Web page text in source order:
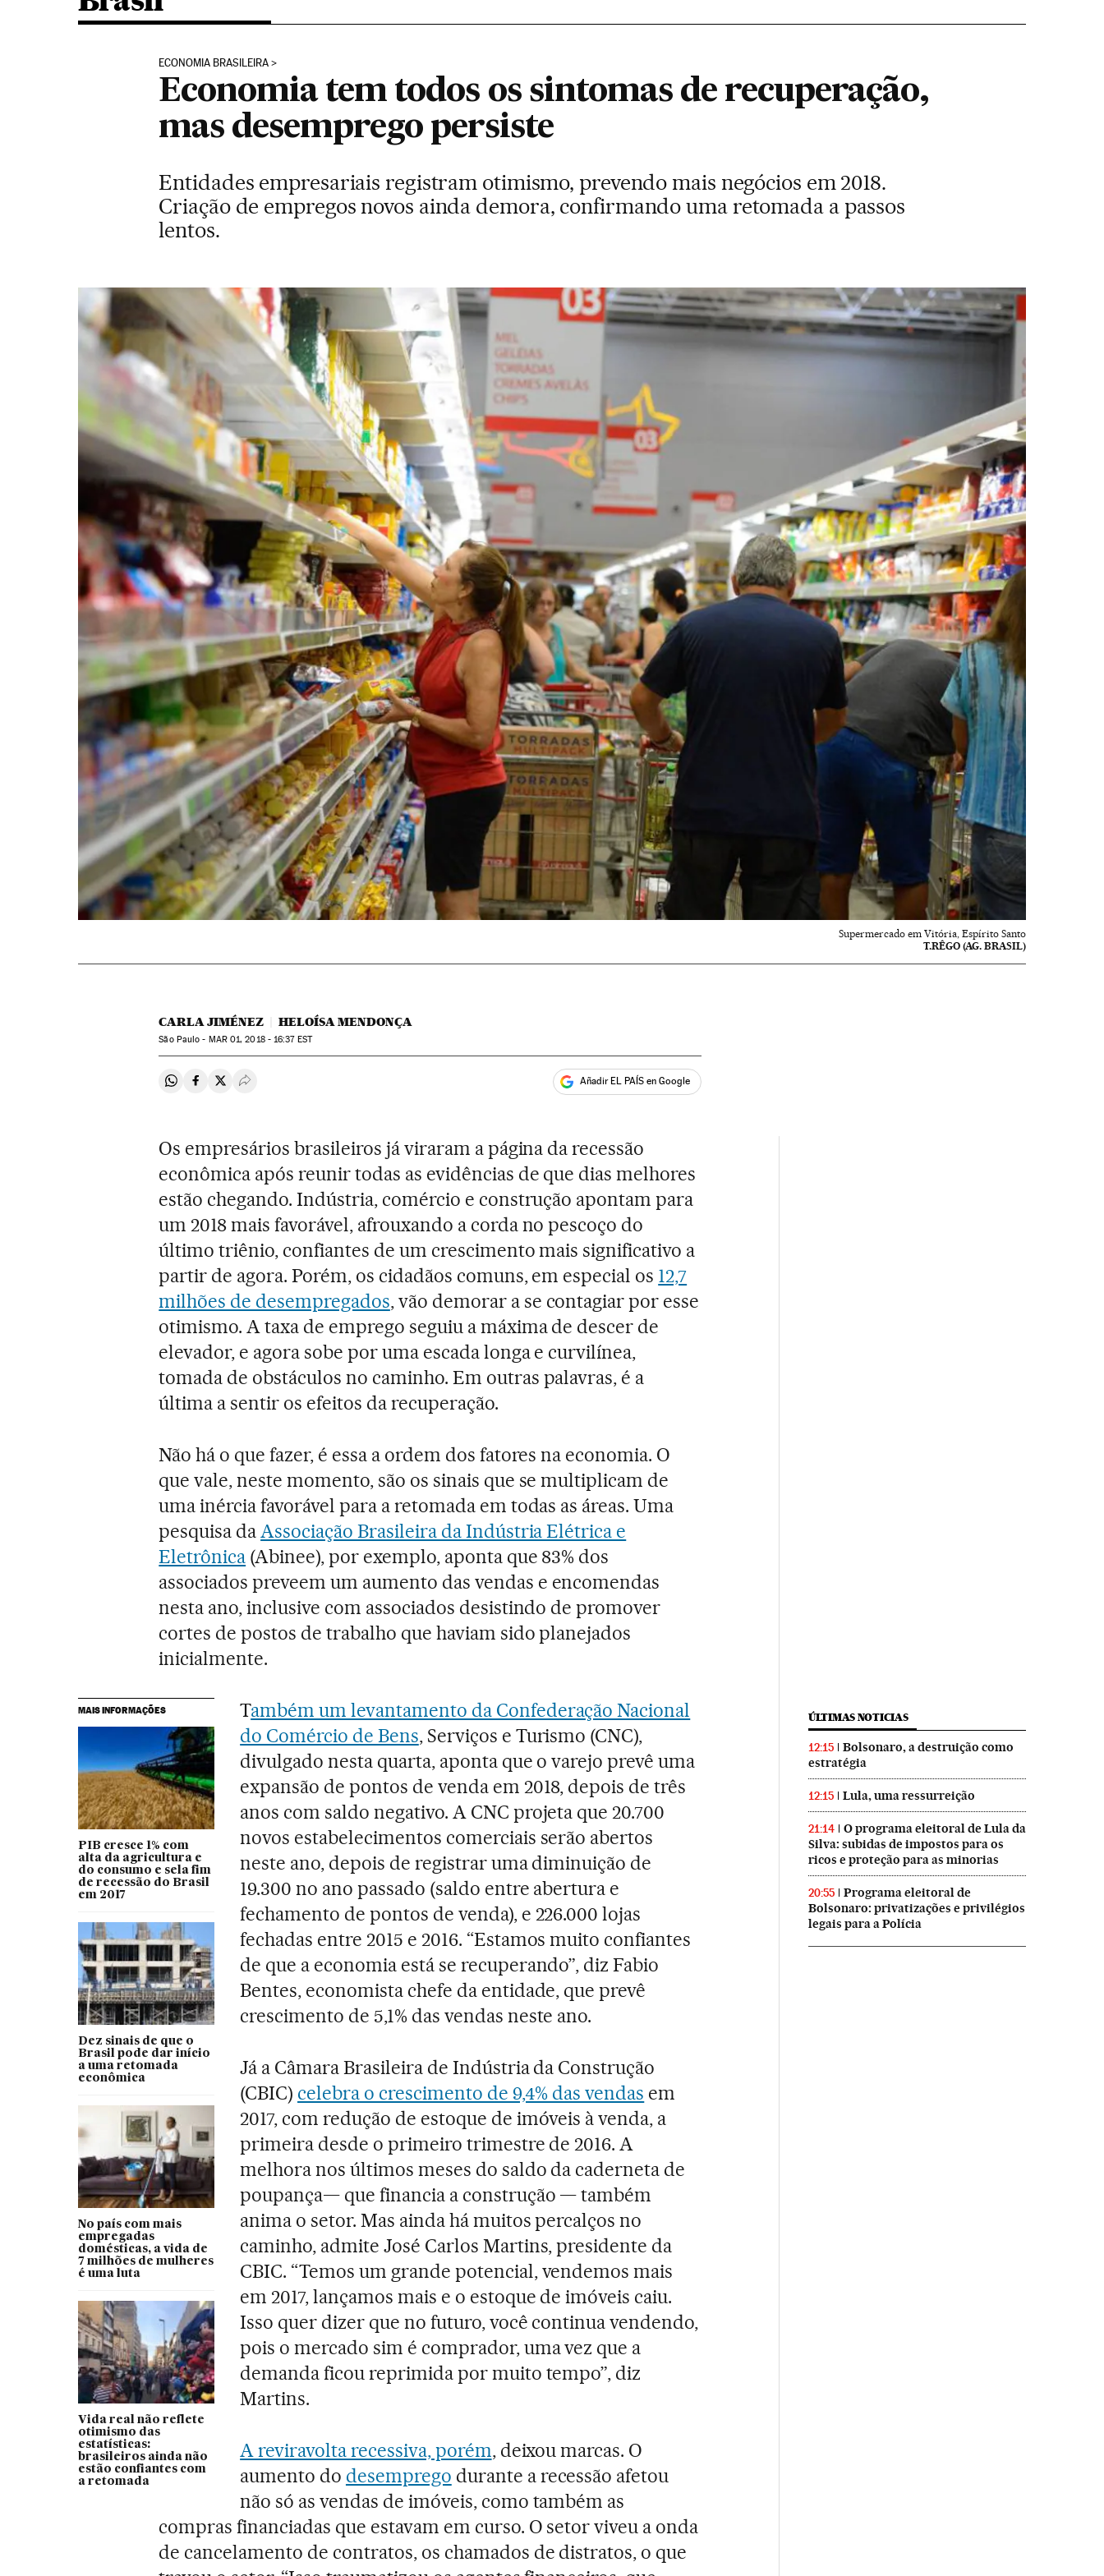
ECONOMIA BRASILEIRA
Economia tem todos os sintomas de recuperação,
mas desemprego persiste
Entidades empresariais registram otimismo, prevendo mais negócios em 2018.
Criação de empregos novos ainda demora, confirmando uma retomada a passos
lentos.
Supermercado em Vitória, Espírito Santo
T.RÊGO (AG. BRASIL)
CARLA JIMÉNEZ HELOÍSA MENDONÇA
São Paulo - MAR01, 2018 - 16:37EST
Compartir en Whatsapp
Compartir en Facebook
Compartir en Twitter
Desplegar Redes Sociales Añadir EL PAÍS en Google
Os empresários brasileiros já viraram a página da recessão
econômica após reunir todas as evidências de que dias melhores
estão chegando. Indústria, comércio e construção apontam para
um 2018 mais favorável, afrouxando a corda no pescoço do
último triênio, confiantes de um crescimento mais significativo a
partir de agora. Porém, os cidadãos comuns, em especial os 12,7
milhões de desempregados, vão demorar a se contagiar por esse
otimismo. A taxa de emprego seguiu a máxima de descer de
elevador, e agora sobe por uma escada longa e curvilínea,
tomada de obstáculos no caminho. Em outras palavras, é a
última a sentir os efeitos da recuperação.
Não há o que fazer, é essa a ordem dos fatores na economia. O
que vale, neste momento, são os sinais que se multiplicam de
uma inércia favorável para a retomada em todas as áreas. Uma
pesquisa daAssociação Brasileira da Indústria Elétrica e
Eletrônica (Abinee), por exemplo, aponta que 83% dos
associados preveem um aumento das vendas e encomendas
nesta ano, inclusive com associados desistindo de promover
cortes de postos de trabalho que haviam sido planejados
inicialmente.
MAIS INFORMAÇÕES
PIB cresce 1% com
alta da agricultura e
do consumo e sela fim
de recessão do Brasil
em 2017
Dez sinais de que o
Brasil pode dar início
a uma retomada
econômica
No país com mais
empregadas
domésticas, a vida de
7 milhões de mulheres
é uma luta
Vida real não reflete
otimismo das
estatísticas:
brasileiros ainda não
estão confiantes com
a retomada
Também um levantamento da Confederação Nacional
do Comércio de Bens, Serviços e Turismo (CNC),
divulgado nesta quarta, aponta que o varejo prevê uma
expansão de pontos de venda em 2018, depois de três
anos com saldo negativo. A CNC projeta que 20.700
novos estabelecimentos comerciais serão abertos
neste ano, depois de registrar uma diminuição de
19.300 no ano passado (saldo entre abertura e
fechamento de pontos de venda), e 226.000 lojas
fechadas entre 2015 e 2016. “Estamos muito confiantes
de que a economia está se recuperando”, diz Fabio
Bentes, economista chefe da entidade, que prevê
crescimento de 5,1% das vendas neste ano.
Já a Câmara Brasileira de Indústria da Construção
(CBIC) celebra o crescimento de 9,4% das vendas em
2017, com redução de estoque de imóveis à venda, a
primeira desde o primeiro trimestre de 2016. A
melhora nos últimos meses do saldo da caderneta de
poupança— que financia a construção — também
anima o setor. Mas ainda há muitos percalços no
caminho, admite José Carlos Martins, presidente da
CBIC. “Temos um grande potencial, vendemos mais
em 2017, lançamos mais e o estoque de imóveis caiu.
Isso quer dizer que no futuro, você continua vendendo,
pois o mercado sim é comprador, uma vez que a
demanda ficou reprimida por muito tempo”, diz
Martins.
A reviravolta recessiva, porém, deixou marcas. O
aumento do desemprego durante a recessão afetou
não só as vendas de imóveis, como também as
compras financiadas que estavam em curso. O setor viveu a onda
de cancelamento de contratos, os chamados de distratos, o que
ÚLTIMAS NOTICIAS
12:15
Bolsonaro, a destruição como
estratégia
12:15 Lula, uma ressurreição
21:14
O programa eleitoral de Lula da
Silva: subidas de impostos para os
ricos e proteção para as minorias
20:55
Programa eleitoral de
Bolsonaro: privatizações e privilégios
legais para a Polícia